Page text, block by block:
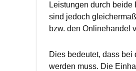
Leistungen durch
sind jedoch
bzw. den Onlinehandel
Dies bedeutet, dass
werden muss. Die